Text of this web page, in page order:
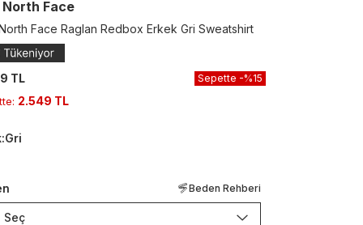
Face
Face Raglan Redbox Erkek Gri Sweatshirt
TL Sepette -%15
: 2.549 TL
:Gri
Beden Rehberi
Seç